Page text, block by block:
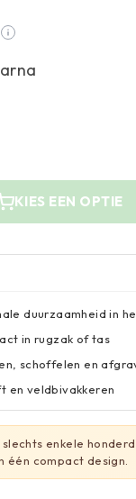
KIES EEN OPTIE
duurzaamheid in
in rugzak of tas
schoffelen en
en veldbivakkeren
enkele
één compact design.